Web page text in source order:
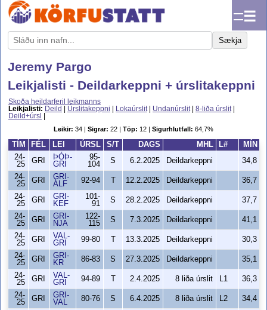
☰
Sækja
Jeremy Pargo
Leikjalisti - Deildarkeppni + úrslitakeppni
Skoða heildarferil leikmanns
Leikjalisti: Deild Úrslitakeppni Lokaúrslit| Undanúrslit| 8-liða úrslit|
Deild+úrsl
Leikir: 34 | Sigrar: 22 | Töp: 12 | Sigurhlutfall: 64,7%
TÍM FÉL LEI ÚRSL S/T DAGS MHL L# MÍN
24-
25
GRI
ÞÓÞ-
GRI
95-
104
S 6.2.2025 Deildarkeppni
34,8
24-
25
GRI
GRI-
ÁLF
92-94 12.2.2025 Deildarkeppni
36,7
24-
25
GRI
GRI-
KEF
101-
91
S 28.2.2025 Deildarkeppni
37,7
24-
25
GRI
GRI-
NJA
122-
115
S 7.3.2025 Deildarkeppni
41,1
24-
25
GRI
VAL-
GRI
99-80 13.3.2025 Deildarkeppni
30,3
24-
25
GRI
GRI-
KR
86-83 S 27.3.2025 Deildarkeppni
35,1
24-
25
GRI
VAL-
GRI
94-89 2.4.2025 8 liða úrslit L1
36,3
24-
25
GRI
GRI-
VAL
80-76 S 6.4.2025 8 liða úrslit L2
34,4